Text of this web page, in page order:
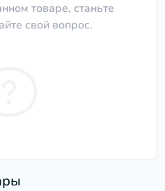
товаре, станьте
свой вопрос.